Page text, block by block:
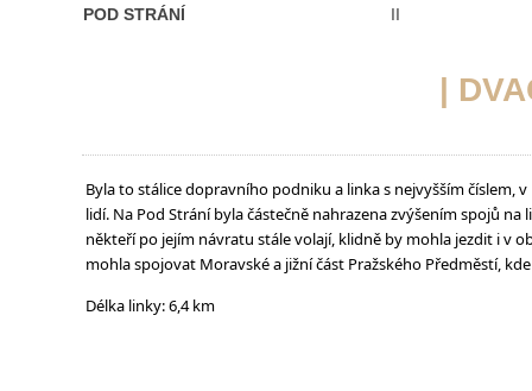
POD STRÁNÍ
II
|
Byla to stálice dopravního podniku a linka s nejvyšším číslem,
lidí. Na Pod Strání byla částečně nahrazena zvýšením spojů
někteří po jejím návratu stále volají, klidně by mohla jezdit i v
mohla spojovat Moravské a jižní část Pražského Předměstí,
Délka linky: 6,4 km